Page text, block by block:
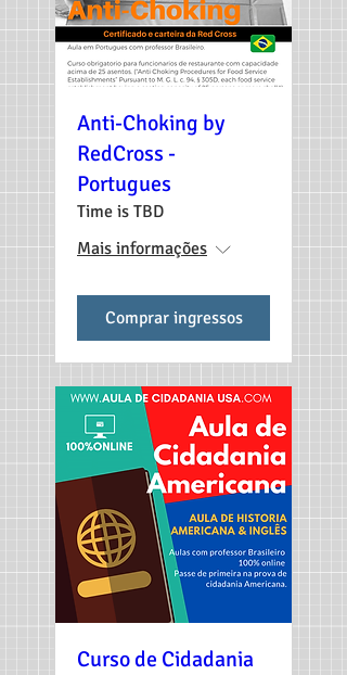
Anti-Choking by
RedCross -
Portugues
Time is TBD
Mais informações
Comprar ingressos
Curso de Cidadania